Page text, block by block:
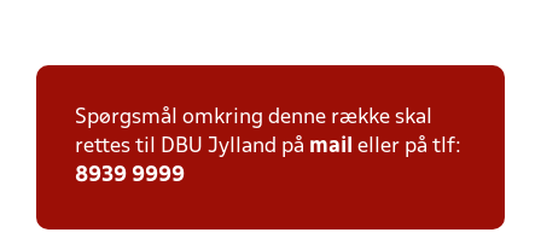
Spørgsmål omkring denne række skal
rettes til DBU Jylland på mail eller på tlf:
8939 9999